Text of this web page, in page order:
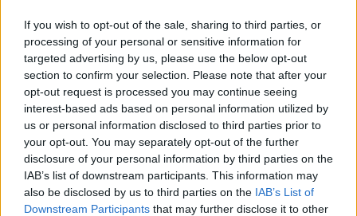
If you wish to opt-out of the sale, sharing to third parties, or
processing of your personal or sensitive information for
targeted advertising by us, please use the below opt-out
section to confirm your selection. Please note that after your
opt-out request is processed you may continue seeing
interest-based ads based on personal information utilized by
us or personal information disclosed to third parties prior to
your opt-out. You may separately opt-out of the further
disclosure of your personal information by third parties on the
IAB’s list of downstream participants. This information may
also be disclosed by us to third parties on the IAB’s List of
Downstream Participants that may further disclose it to other
essere accessibile, il messaggio che compare tentando il login
sul sito web indica che la riapertura di questa sezione è prevista
solo per lamattinata di lunedì 20.
CONDIVIDI QUESTO ARTICOLO:
E-mail LinkedIn Facebook
X Mastodon Telegram
WhatsApp Stampa Altro